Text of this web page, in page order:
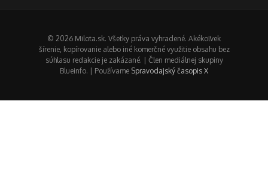
© 2026 Milota.sk. Všetky práva vyhradené. Akékoľvek
šírenie, kopírovanie alebo iné komerčné využitie obsahu bez
súhlasu redakcie je zakázané. | Člen mediálnej skupiny
Blueinfo. | Používame Spravodajský časopis X